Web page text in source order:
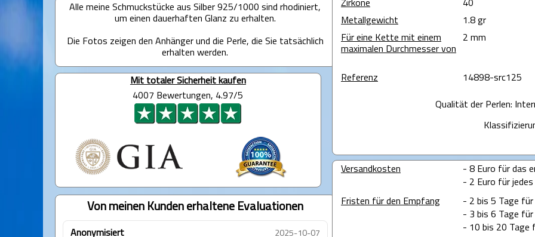
Alle meine Schmuckstücke aus Silber 925/1000 sind rhodiniert,
um einen dauerhaften Glanz zu erhalten.
Die Fotos zeigen den Anhänger und die Perle, die Sie tatsächlich
erhalten werden.
Mit totaler Sicherheit kaufen
4007 Bewertungen, 4.97/5
Von meinen Kunden erhaltene Evaluationen
Anonymisiert 2025-10-07
Zirkone
40
Metallgewicht
1.8 gr
Für eine Kette mit einem
maximalen Durchmesser von
2 mm
Referenz 14898-src125
Qualität der Perlen:
Versandkosten
- 8 Euro für das
- 2 Euro für
Fristen für den Empfang
- 2 bis 5 Tage
- 3 bis 6 Tage für
- 10 bis 20 Tage